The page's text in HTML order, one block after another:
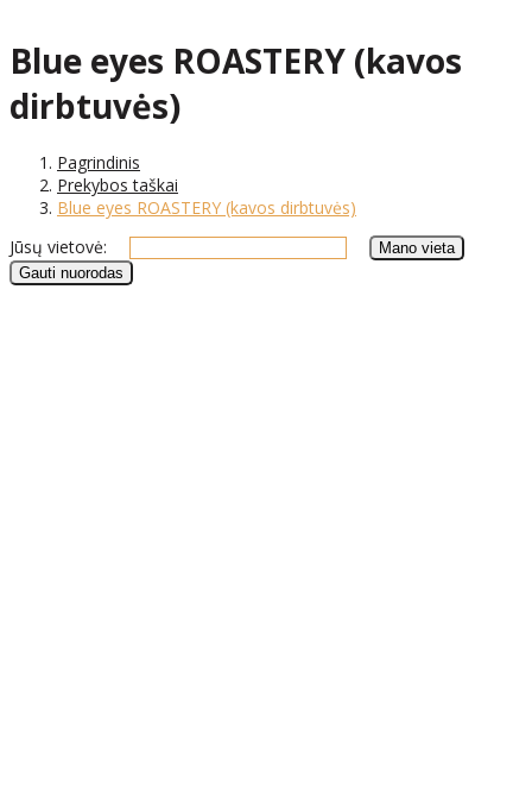
Blue eyes ROASTERY (kavos
dirbtuvės)
Pagrindinis
Prekybos taškai
Blue eyes ROASTERY (kavos dirbtuvės)
Jūsų vietovė: